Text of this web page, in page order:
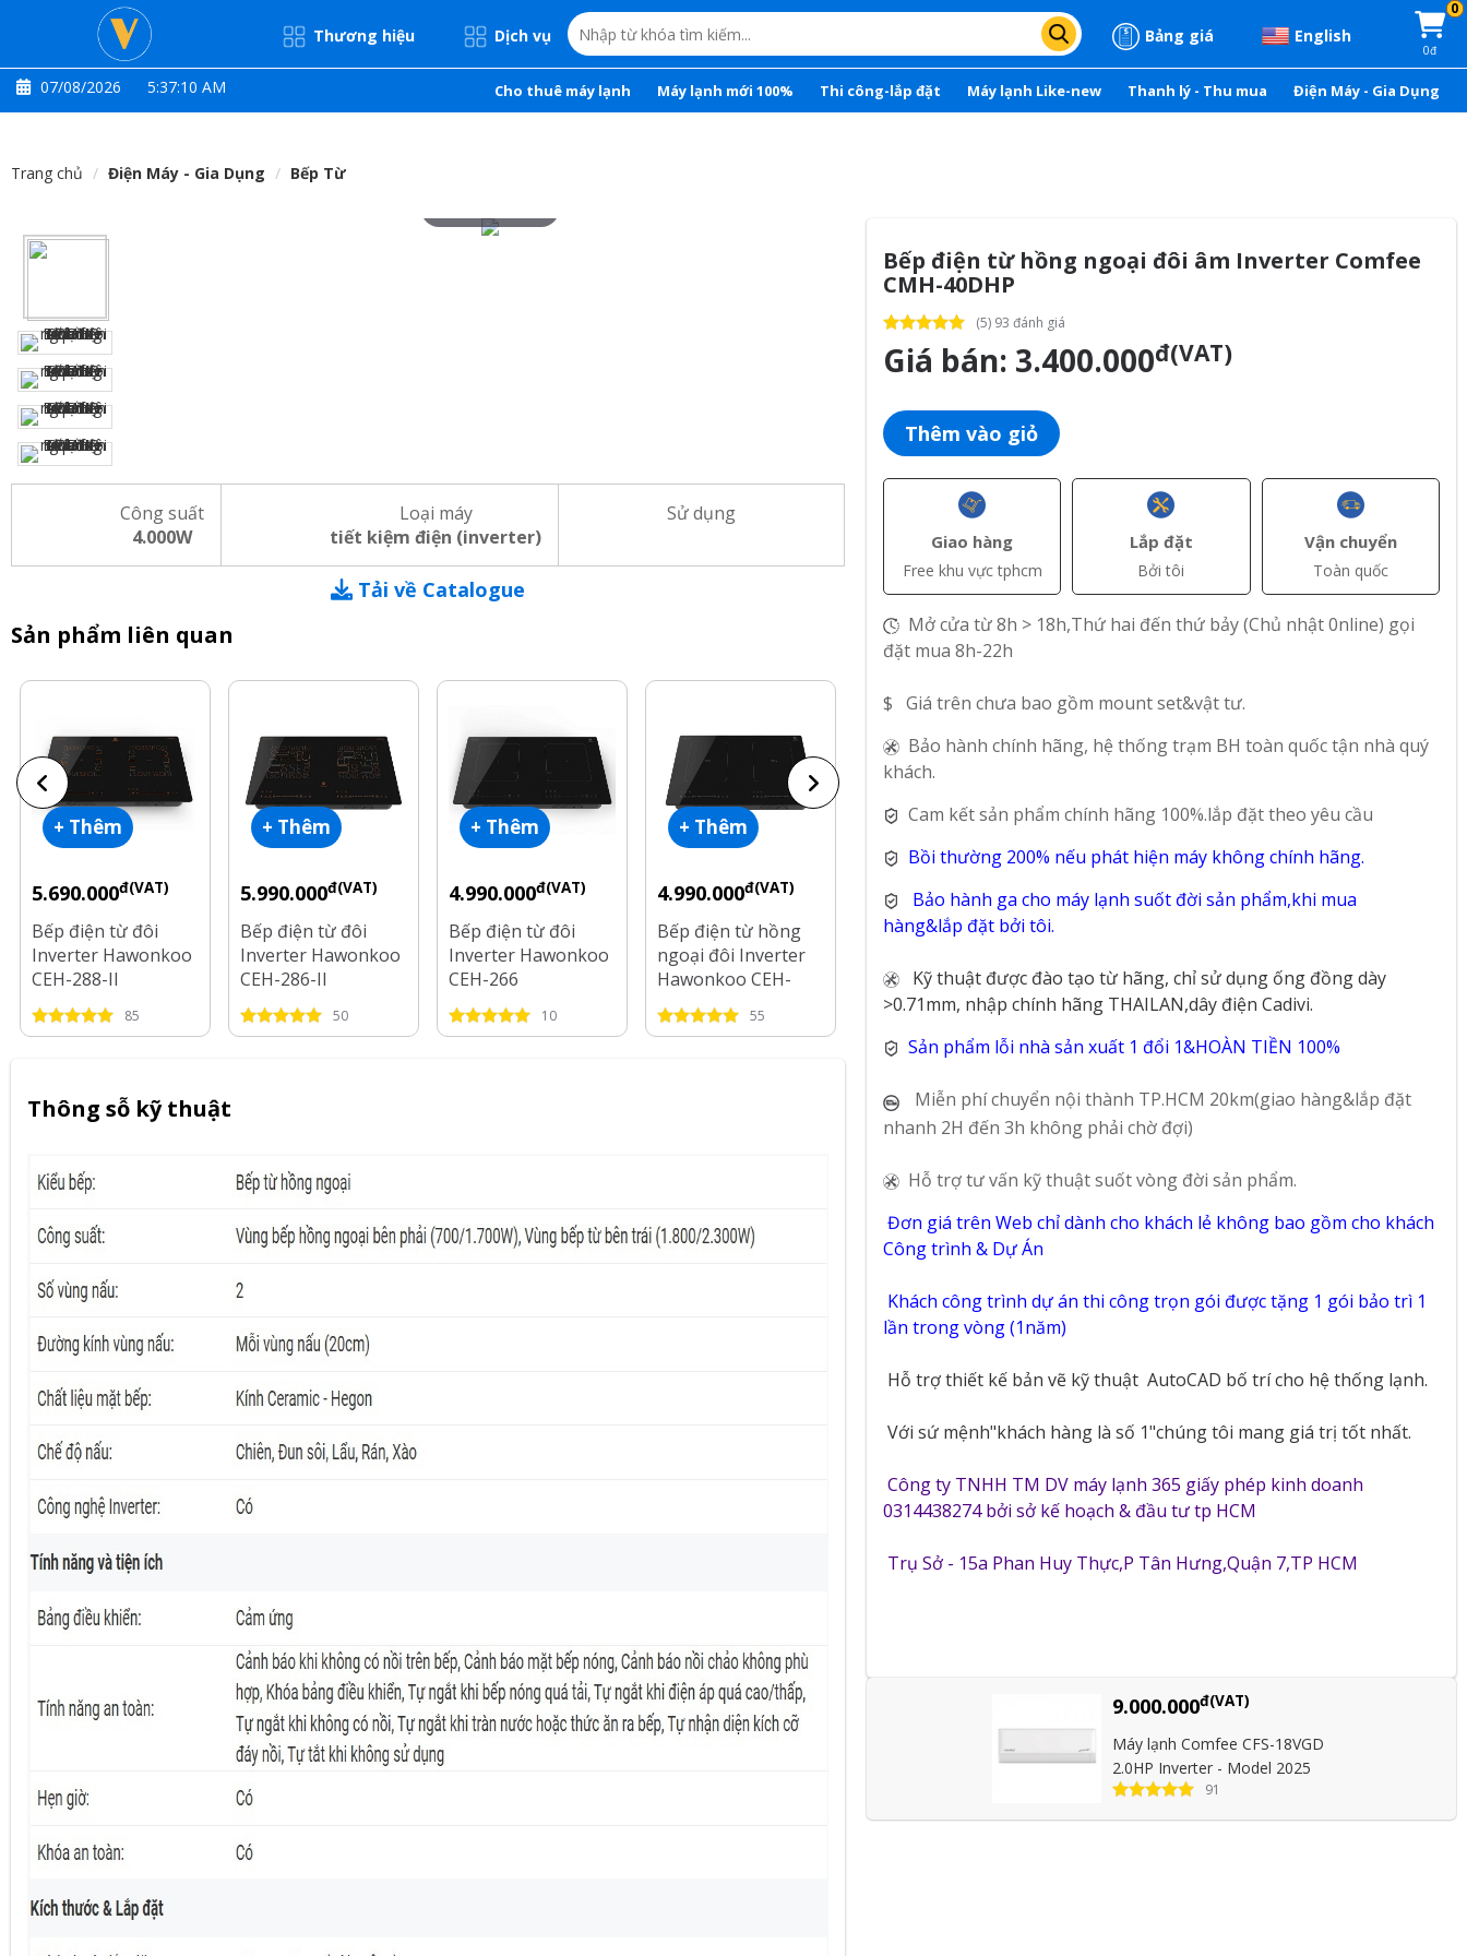
Thương hiệu Dịch vụ Bảng giá English
0
0đ
07/08/2026 5:37:11 AM Cho thuê máy lạnh Máy lạnh mới 100% Thi công-lắp đặt Máy lạnh Like-new Thanh lý - Thu mua Điện Máy - Gia Dụng
Trang chủ Điện Máy - Gia Dụng Bếp Từ
Công suất
4.000W
Loại máy
tiết kiệm điện (inverter)
Sử dụng
Tải về Catalogue
Sản phẩm liên quan
+ Thêm
5.690.000đ(VAT)
Bếp điện từ đôi
Inverter Hawonkoo
CEH-288-II
85
+ Thêm
5.990.000đ(VAT)
Bếp điện từ đôi
Inverter Hawonkoo
CEH-286-II
50
+ Thêm
4.990.000đ(VAT)
Bếp điện từ đôi
Inverter Hawonkoo
CEH-266
10
+ Thêm
4.990.000đ(VAT)
Bếp điện từ hồng
ngoại đôi Inverter
Hawonkoo CEH-
263-IF
55
+ Thêm
4.500.000
Bếp điện từ hồng
Teka HIC 7322S
46
+ Thêm
11.700.000 đ(VAT)
MST BK
32
+ Thêm
4.800.000
Thông sỗ kỹ thuật
Bếp điện từ hồng ngoại đôi âm Inverter Comfee
CMH-40DHP
(5) 93 đánh giá
Giá bán: 3.400.000đ(VAT)
Thêm vào giỏ
Giao hàng
Free khu vực tphcm
Lắp đặt
Bởi tôi
Vận chuyển
Toàn quốc
Mở cửa từ 8h > 18h,Thứ hai đến thứ bảy (Chủ nhật 0nline) gọi
đặt mua 8h-22h
$ Giá trên chưa bao gồm mount set&vật tư.
Bảo hành chính hãng, hệ thống trạm BH toàn quốc tận nhà quý
khách.
Cam kết sản phẩm chính hãng 100%.lắp đặt theo yêu cầu
Bồi thường 200% nếu phát hiện máy không chính hãng.
Bảo hành ga cho máy lạnh suốt đời sản phẩm,khi mua
hàng&lắp đặt bởi tôi.
Kỹ thuật được đào tạo từ hãng, chỉ sử dụng ống đồng dày
>0.71mm, nhập chính hãng THAILAN,dây điện Cadivi.
Sản phẩm lỗi nhà sản xuất 1 đổi 1&HOÀN TIỀN 100%
Miễn phí chuyển nội thành TP.HCM 20km(giao hàng&lắp đặt
nhanh 2H đến 3h không phải chờ đợi)
Hỗ trợ tư vấn kỹ thuật suốt vòng đời sản phẩm.
Đơn giá trên Web chỉ dành cho khách lẻ không bao gồm cho khách
Công trình & Dự Án
Khách công trình dự án thi công trọn gói được tặng 1 gói bảo trì 1
lần trong vòng (1năm)
Hỗ trợ thiết kế bản vẽ kỹ thuật AutoCAD bố trí cho hệ thống lạnh.
Với sứ mệnh"khách hàng là số 1"chúng tôi mang giá trị tốt nhất.
Công ty TNHH TM DV máy lạnh 365 giấy phép kinh doanh
0314438274 bởi sở kế hoạch & đầu tư tp HCM
Trụ Sở - 15a Phan Huy Thực,P Tân Hưng,Quận 7,TP HCM
9.000.000đ(VAT)
Máy lạnh Comfee CFS-18VGD
2.0HP Inverter - Model 2025
91